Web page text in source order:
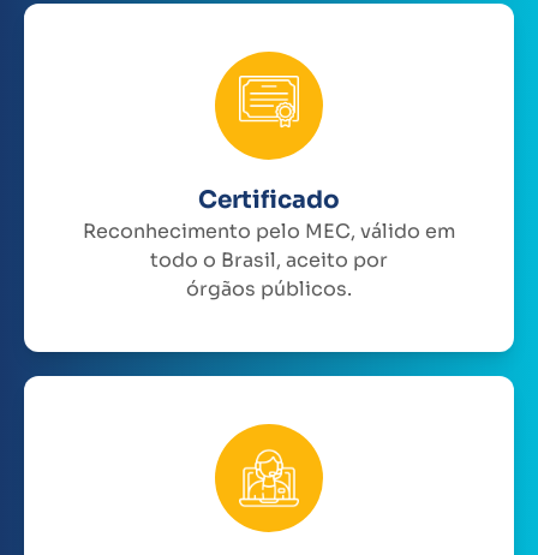
Certificado
Reconhecimento pelo MEC, válido em
todo o Brasil, aceito por
órgãos públicos.